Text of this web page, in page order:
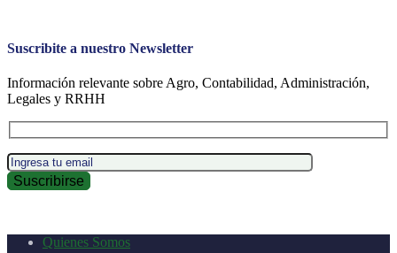
Suscribite a nuestro Newsletter
Información relevante sobre Agro, Contabilidad, Administración,
Legales y RRHH
Quienes Somos